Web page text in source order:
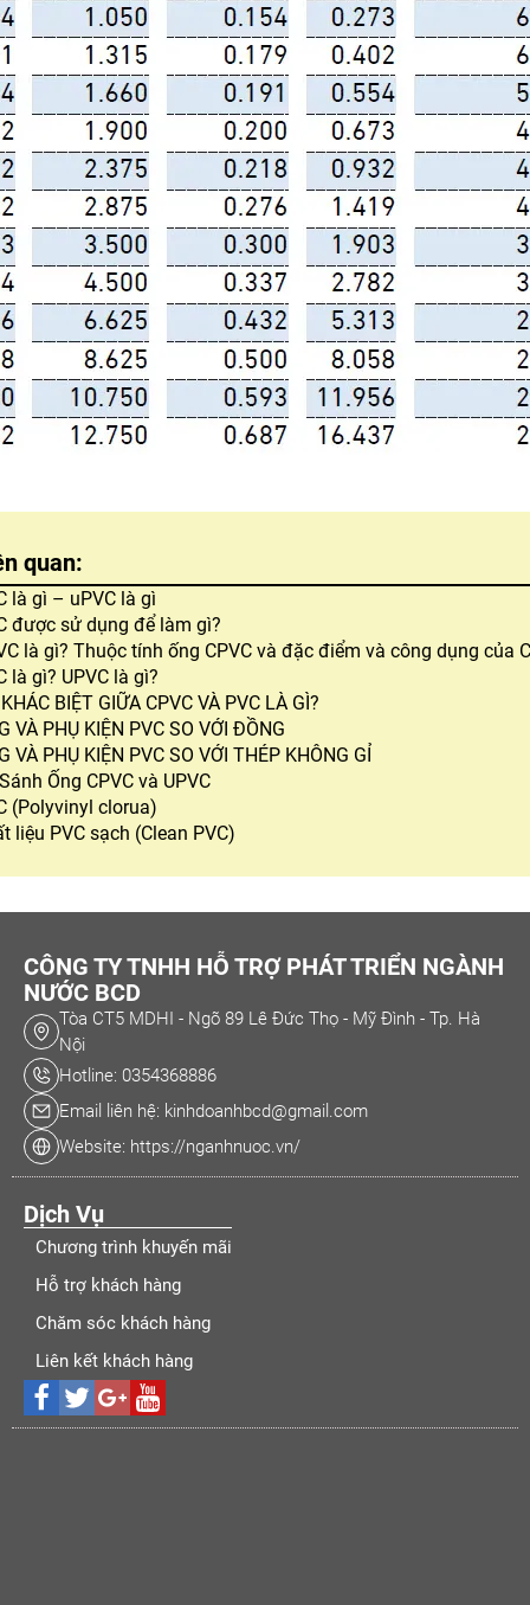
quan:
là gì – uPVC là gì
được sử dụng để làm gì?
là gì? Thuộc tính ống CPVC và đặc điểm và công dụng của
là gì? UPVC là gì?
BIỆT GIỮA CPVC VÀ PVC LÀ GÌ?
VÀ PHỤ KIỆN PVC SO VỚI ĐỒNG
VÀ PHỤ KIỆN PVC SO VỚI THÉP KHÔNG GỈ
Ống CPVC và UPVC
(Polyvinyl clorua)
liệu PVC sạch (Clean PVC)
CÔNG TY TNHH HỖ TRỢ PHÁT TRIỂN NGÀNH
NƯỚC BCD
Tòa CT5 MDHI - Ngõ 89 Lê Đức Thọ - Mỹ Đình - Tp. Hà
Nội
Hotline: 0354368886
Email liên hệ: kinhdoanhbcd@gmail.com
Website: https://nganhnuoc.vn/
Dịch Vụ
Chương trình khuyến mãi
Hỗ trợ khách hàng
Chăm sóc khách hàng
Liên kết khách hàng